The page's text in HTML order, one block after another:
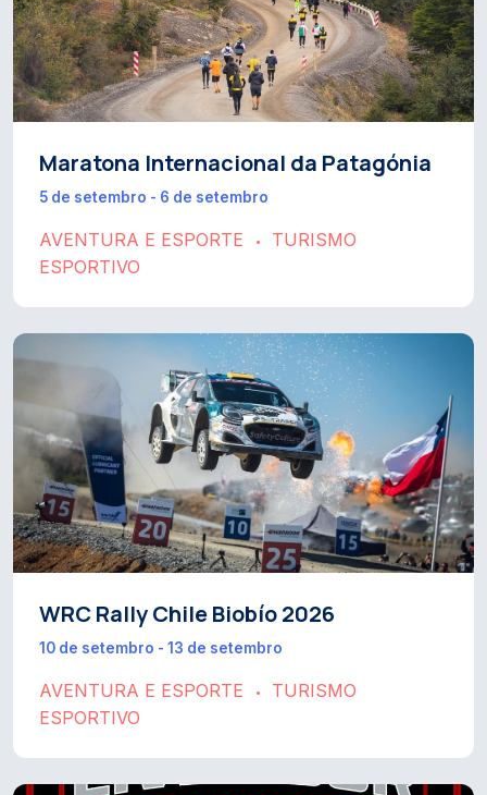
Maratona Internacional da Patagónia
5 de setembro - 6 de setembro
AVENTURA E ESPORTE •
TURISMO
ESPORTIVO
WRC Rally Chile Biobío 2026
10 de setembro - 13 de setembro
AVENTURA E ESPORTE •
TURISMO
ESPORTIVO